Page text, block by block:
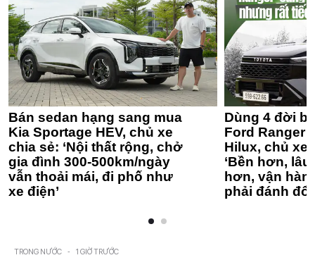
Bán sedan hạng sang mua
Kia Sportage HEV, chủ xe
chia sẻ: ‘Nội thất rộng, chở
gia đình 300-500km/ngày
vẫn thoải mái, đi phố như
xe điện’
Dùng 4 đời
Ford Ranger
Hilux, chủ xe
‘Bền hơn,
hơn, vận
phải đánh
TRONG NƯỚC - 1 GIỜ TRƯỚC